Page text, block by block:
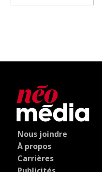
Nous joindre
À propos
Carrières